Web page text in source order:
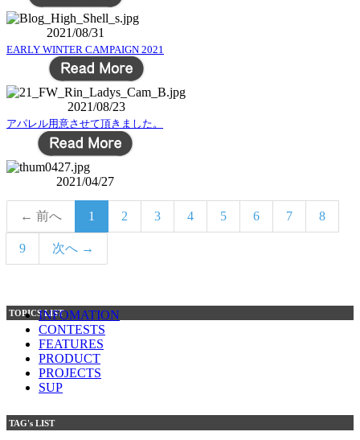
2021/08/31
EARLY WINTER CAMPAIGN 2021
2021/08/23
アパレル用意させて頂きました。
2021/04/27
← 前へ 1 2 3 4 5 6 7 8
9 次へ →
TOPICS LISTINFOMATION
CONTESTS
FEATURES
PRODUCT
PROJECTS
SUP
TAG's LIST